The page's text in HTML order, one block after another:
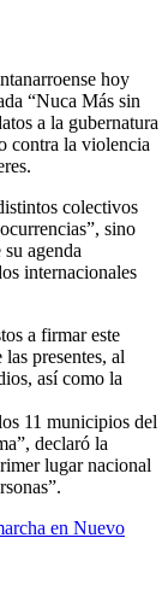
hoy
“Nuca Más sin
a la gubernatura
contra la violencia
colectivos
sino
agenda
internacionales
a firmar este
presentes, al
así como la
11 municipios del
declaró la
lugar nacional
en Nuevo